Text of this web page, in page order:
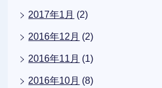
2017年1月 (2)
2016年12月 (2)
2016年11月 (1)
2016年10月 (8)